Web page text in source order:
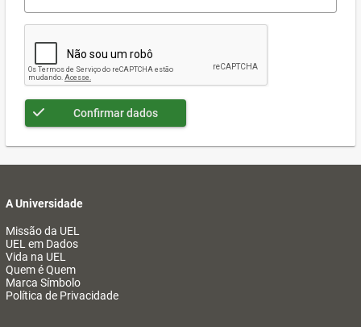
Confirmar dados
A Universidade
Missão da UEL
UEL em Dados
Vida na UEL
Quem é Quem
Marca Símbolo
Política de Privacidade